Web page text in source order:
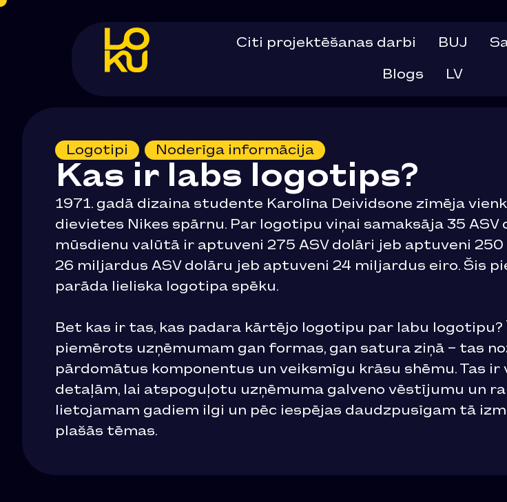
Citi projektēšanas darbi BUJ
Blogs LV
Logotipi Noderīga informācija
Kas ir labs logotips?
1971. gadā dizaina studente Karolīna Deividsone zīmēja
dievietes Nikes spārnu. Par logotipu viņai samaksāja 35
mūsdienu valūtā ir aptuveni 275 ASV dolāri jeb aptuveni
26 miljardus ASV dolāru jeb aptuveni 24 miljardus eiro. Šis
parāda lieliska logotipa spēku.
Bet kas ir tas, kas padara kārtējo logotipu par labu
piemērots uzņēmumam gan formas, gan satura ziņā – tas
pārdomātus komponentus un veiksmīgu krāsu shēmu. Tas
detaļām, lai atspoguļotu uzņēmuma galveno vēstījumu un
lietojamam gadiem ilgi un pēc iespējas daudzpusīgam tā
plašās tēmas.